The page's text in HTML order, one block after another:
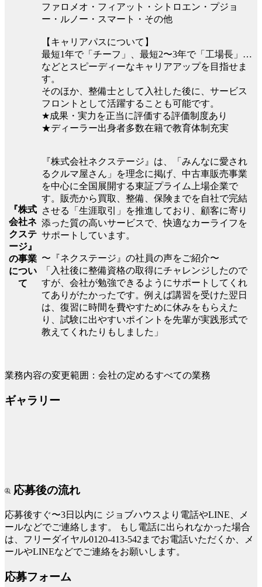
ファロメオ・フィアット・シトロエン・プジョ
ー・ルノー・スマート・その他
【キャリアパスについて】
最短1年で「チーフ」、最短2〜3年で「工場長」…
などとスピーディーなキャリアアップを目指せま
す。
そのほか、整備士として入社した後に、サービス
フロントとして活躍することも可能です。
★成果・実力を正当に評価する評価制度あり
★ディーラー出身者多数在籍で教育体制充実
『株式
会社ネ
クステ
ージ』
の事業
につい
て
『株式会社ネクステージ』は、「みんなに愛され
るクルマ屋さん」を理念に掲げ、中古車販売事業
を中心に全国展開する東証プライム上場企業で
す。販売から買取、整備、保険までを自社で完結
させる「生涯取引」を推進しており、顧客に寄り
添った質の高いサービスで、快適なカーライフを
サポートしています。
〜『ネクステージ』の社員の声をご紹介〜
「入社後に整備資格の取得にチャレンジしたので
すが、会社が勉強できるようにサポートしてくれ
てありがたかったです。例えば講習を受けた翌日
は、復習に時間を費やすために休みをもらえた
り、試験に出やすいポイントを先輩が実践形式で
教えてくれたりもしました」
業務内容の変更範囲：会社の定めるすべての業務
ギャラリー
応募後の流れ
応募後すぐ〜3日以内に ジョブハウスより電話やLINE、メ
ールなどでご連絡します。
もし電話に出られなかった場合
は、フリーダイヤル0120-413-542までお電話いただくか、メ
ールやLINEなどでご連絡をお願いします。
応募フォーム